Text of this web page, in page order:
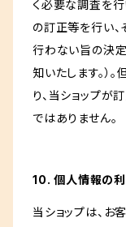
く必要な調査を
の訂正等を行い
行わない旨の決
知いたします。）
り、当ショップが
ではありません。
10. 個人情報の
当ショップは、お